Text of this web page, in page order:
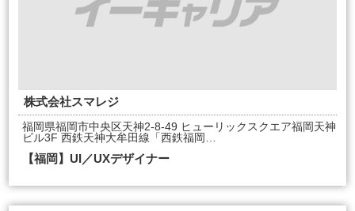
株式会社スマレジ
福岡県福岡市中央区天神2-8-49 ヒューリックスクエア福岡天神
ビル3F 西鉄天神大牟田線「西鉄福岡…
【福岡】UI／UXデザイナー